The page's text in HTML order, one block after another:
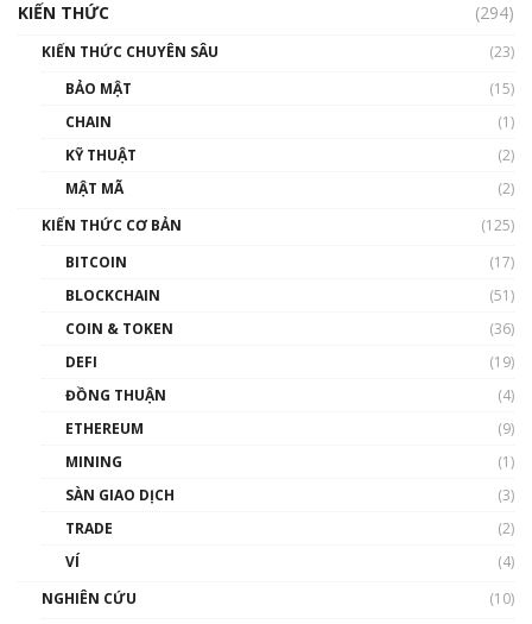
00:43:47
như thể nào?
00:39:31
Phổ cập Blockchain
thống & Crypto qua các cuộc chiến | Phổ cập
KIẾN THỨC
(294)
KIẾN THỨC CHUYÊN SÂU
(23)
BẢO MẬT
(15)
CHAIN
(1)
KỸ THUẬT
(2)
MẬT MÃ
(2)
KIẾN THỨC CƠ BẢN
(125)
BITCOIN
(17)
BLOCKCHAIN
(51)
COIN & TOKEN
(36)
DEFI
(19)
ĐỒNG THUẬN
(4)
ETHEREUM
(9)
MINING
(1)
SÀN GIAO DỊCH
(3)
TRADE
(2)
VÍ
(4)
NGHIÊN CỨU
(10)